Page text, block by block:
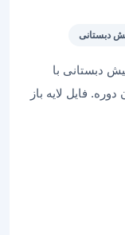
دبستانی
دبستانی با
فایل لایه باز